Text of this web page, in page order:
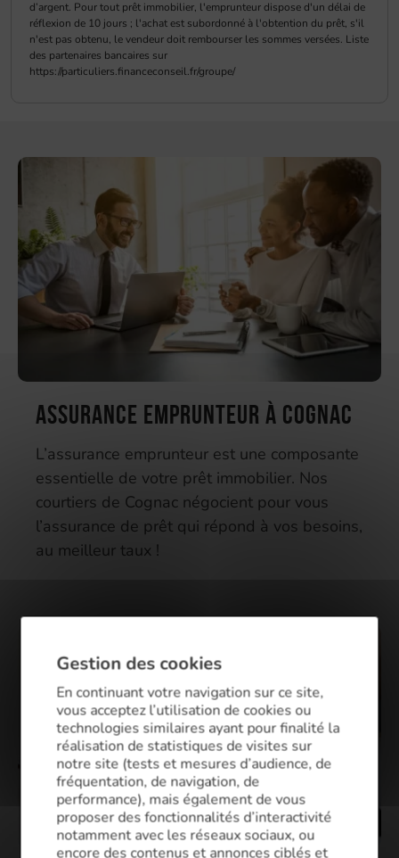
Assurance emprunteur à Cognac
L’assurance emprunteur est une composante
essentielle de votre prêt immobilier. Nos
courtiers de Cognac négocient pour vous
l’assurance de prêt qui répond à vos besoins,
au meilleur taux !
Gestion des cookies
En continuant votre navigation sur ce site,
vous acceptez l’utilisation de cookies ou
technologies similaires ayant pour finalité la
réalisation de statistiques de visites sur
notre site (tests et mesures d’audience, de
fréquentation, de navigation, de
performance), mais également de vous
proposer des fonctionnalités d’interactivité
notamment avec les réseaux sociaux, ou
encore des contenus et annonces ciblés et